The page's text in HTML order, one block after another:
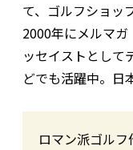
て、ゴルフショッ
2000年にメルマ
ッセイストとして
どでも活躍中。日
ロマン派ゴル